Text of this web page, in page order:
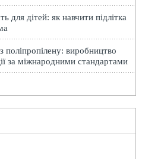
для дітей: як навчити підлітка
поліпропілену: виробництво
за міжнародними стандартами